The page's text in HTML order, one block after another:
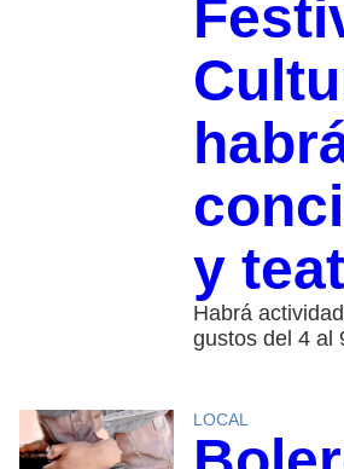
y
Habrá
gustos del 4 al
LOCAL